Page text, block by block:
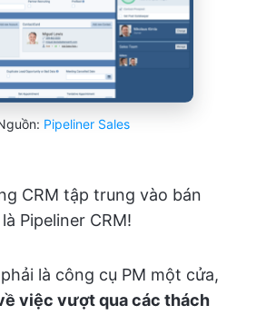
Pipeliner Sales
CRM tập trung vào bán
Pipeliner CRM!
là công cụ PM một cửa,
việc vượt qua các thách